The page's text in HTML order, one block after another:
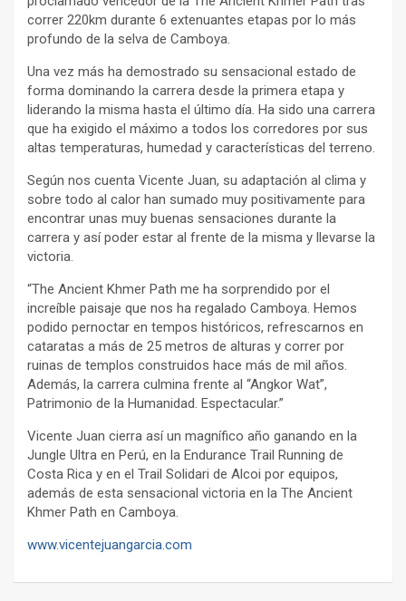
correr 220km durante 6 extenuantes etapas por lo más
profundo de la selva de Camboya.
Una vez más ha demostrado su sensacional estado de
forma dominando la carrera desde la primera etapa y
liderando la misma hasta el último día. Ha sido una carrera
que ha exigido el máximo a todos los corredores por sus
altas temperaturas, humedad y características del terreno.
Según nos cuenta Vicente Juan, su adaptación al clima y
sobre todo al calor han sumado muy positivamente para
encontrar unas muy buenas sensaciones durante la
carrera y así poder estar al frente de la misma y llevarse la
victoria.
“The Ancient Khmer Path me ha sorprendido por el
increíble paisaje que nos ha regalado Camboya. Hemos
podido pernoctar en tempos históricos, refrescarnos en
cataratas a más de 25 metros de alturas y correr por
ruinas de templos construidos hace más de mil años.
Además, la carrera culmina frente al “Angkor Wat”,
Patrimonio de la Humanidad. Espectacular.”
Vicente Juan cierra así un magnífico año ganando en la
Jungle Ultra en Perú, en la Endurance Trail Running de
Costa Rica y en el Trail Solidari de Alcoi por equipos,
además de esta sensacional victoria en la The Ancient
Khmer Path en Camboya.
www.vicentejuangarcia.com